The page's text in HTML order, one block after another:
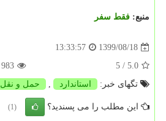
منبع: فقط سفر
1399/08/18
13:33:57
5.0
/ 5
983
تگهای خبر:
استاندارد , حمل و نقل
این مطلب را می پسندید؟ (1)